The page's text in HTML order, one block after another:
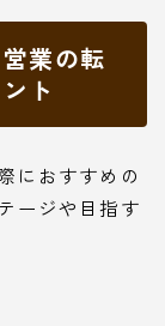
業の転
ト
におすすめの
ージや目指す